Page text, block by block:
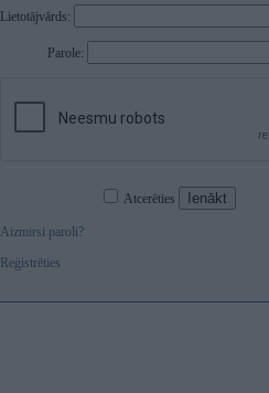
Lietotājvārds:
Parole:
Atcerēties
Aizmirsi paroli?
Reģistrēties